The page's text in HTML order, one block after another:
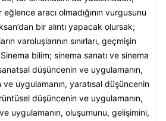
aracı olmadığının vurgusunu
bir alıntı yapacak olursak;
varoluşlarının sınırları, geçmişin
bilim; sinema sanatı ve sinema
düşüncenin ve uygulamanın,
uygulamanın, yaratısal düşüncenin
düşüncenin ve uygulamanın,
uygulamanın, oluşumunu, gelişimini,